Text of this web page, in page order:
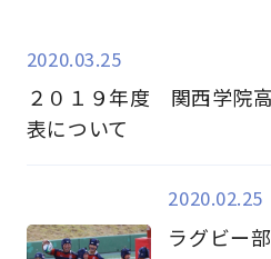
2020.03.25
２０１９年度 関西学院
表について
2020.02.25
ラグビー